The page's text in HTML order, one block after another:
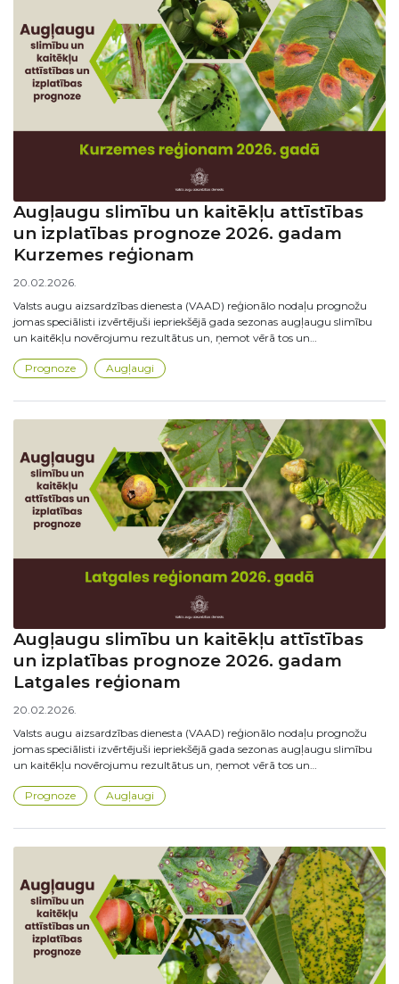
Augļaugu slimību un kaitēkļu attīstības
un izplatības prognoze 2026. gadam
Kurzemes reģionam
20.02.2026.
Valsts augu aizsardzības dienesta (VAAD) reģionālo nodaļu prognožu
jomas speciālisti izvērtējuši iepriekšējā gada sezonas augļaugu slimību
un kaitēkļu novērojumu rezultātus un, ņemot vērā tos un…
Prognoze Augļaugi
Augļaugu slimību un kaitēkļu attīstības
un izplatības prognoze 2026. gadam
Latgales reģionam
20.02.2026.
Valsts augu aizsardzības dienesta (VAAD) reģionālo nodaļu prognožu
jomas speciālisti izvērtējuši iepriekšējā gada sezonas augļaugu slimību
un kaitēkļu novērojumu rezultātus un, ņemot vērā tos un…
Prognoze Augļaugi